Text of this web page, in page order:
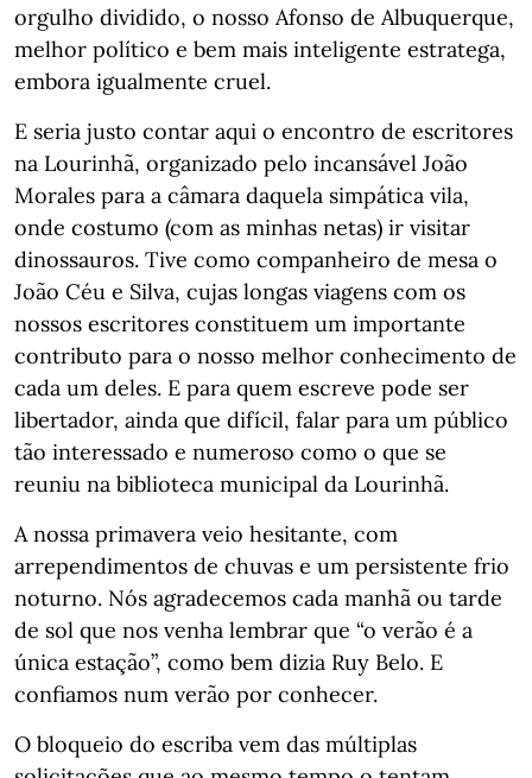
orgulho dividido, o nosso Afonso de Albuquerque,
melhor político e bem mais inteligente estratega,
embora igualmente cruel.
E seria justo contar aqui o encontro de escritores
na Lourinhã, organizado pelo incansável João
Morales para a câmara daquela simpática vila,
onde costumo (com as minhas netas) ir visitar
dinossauros. Tive como companheiro de mesa o
João Céu e Silva, cujas longas viagens com os
nossos escritores constituem um importante
contributo para o nosso melhor conhecimento de
cada um deles. E para quem escreve pode ser
libertador, ainda que difícil, falar para um público
tão interessado e numeroso como o que se
reuniu na biblioteca municipal da Lourinhã.
A nossa primavera veio hesitante, com
arrependimentos de chuvas e um persistente frio
noturno. Nós agradecemos cada manhã ou tarde
de sol que nos venha lembrar que “o verão é a
única estação”, como bem dizia Ruy Belo. E
confiamos num verão por conhecer.
O bloqueio do escriba vem das múltiplas